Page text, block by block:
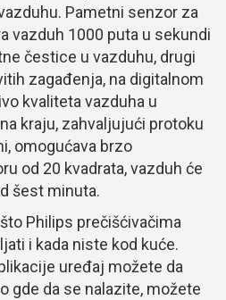
Pametni senzor za
vazduh 1000 puta u sekundi
čestice u vazduhu, drugi
zagađenja, na digitalnom
kvaliteta vazduha u
kraju, zahvaljujući protoku
omogućava brzo
od 20 kvadrata, vazduh će
šest minuta.
Philips prečišćivačima
i kada niste kod kuće.
uređaj možete da
gde da se nalazite, možete